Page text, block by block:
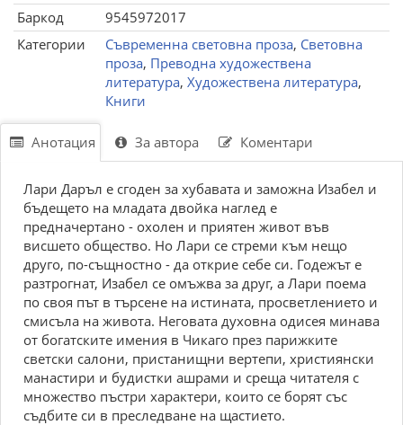
Баркод
9545972017
Категории
Съвременна световна проза, Световна
проза, Преводна художествена
литература, Художествена литература,
Книги
Анотация За автора Коментари
Лари Даръл е сгоден за хубавата и заможна Изабел и
бъдещето на младата двойка наглед е
предначертано - охолен и приятен живот във
висшето общество. Но Лари се стреми към нещо
друго, по-същностно - да открие себе си. Годежът е
разтрогнат, Изабел се омъжва за друг, а Лари поема
по своя път в търсене на истината, просветлението и
смисъла на живота. Неговата духовна одисея минава
от богатските имения в Чикаго през парижките
светски салони, пристанищни вертепи, християнски
манастири и будистки ашрами и среща читателя с
множество пъстри характери, които се борят със
съдбите си в преследване на щастието.